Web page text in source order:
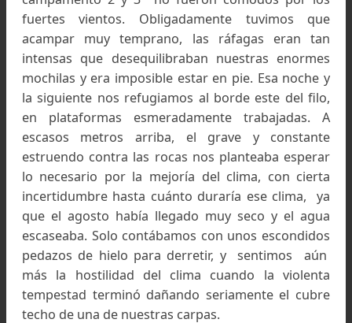
única habitación aun techada que cuenta
con un elaborado hogar a leña.
La segunda jornada ya fue cuesta arriba, por
quebrada surcada por agua clara y
vegetación. Nos llevó un tiempo buscar
acampar, ya que la pendiente es
finalmente pudimos aprovechar dos
muy pequeñas y distantes unos metros una
otra.
Al día siguiente salimos al filo superando los 4
metros, el tiempo ya no era tan
campamento 2 y 3 no fueron cómodos por